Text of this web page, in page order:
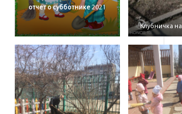
отчет о субботнике2021
Клубничка